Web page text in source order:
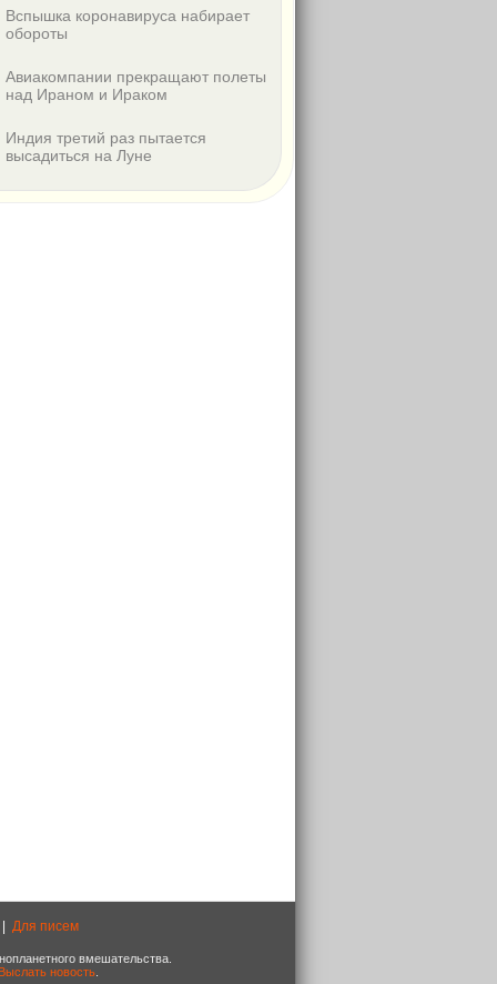
Вспышка коронавируса набирает
обороты
Авиакомпании прекращают полеты
над Ираном и Ираком
Индия третий раз пытается
высадиться на Луне
Для писем
вмешательства.
новость